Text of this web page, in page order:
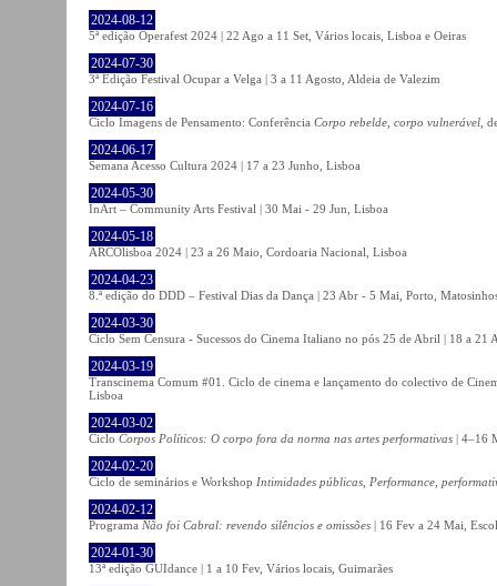
2024-08-12
5ª edição Operafest 2024 | 22 Ago a 11 Set, Vários locais, Lisboa e Oeiras
2024-07-30
3ª Edição Festival Ocupar a Velga | 3 a 11 Agosto, Aldeia de Valezim
2024-07-16
Ciclo Imagens de Pensamento: Conferência Corpo rebelde, corpo vulnerável ,
2024-06-17
Semana Acesso Cultura 2024 | 17 a 23 Junho, Lisboa
2024-05-30
InArt – Community Arts Festival | 30 Mai - 29 Jun, Lisboa
2024-05-18
ARCOlisboa 2024 | 23 a 26 Maio, Cordoaria Nacional, Lisboa
2024-04-23
8.ª edição do DDD – Festival Dias da Dança | 23 Abr - 5 Mai, Porto,
2024-03-30
Ciclo Sem Censura - Sucessos do Cinema Italiano no pós 25 de Abril | 18 a
2024-03-19
Transcinema Comum #01. Ciclo de cinema e lançamento do colectivo de
Lisboa
2024-03-02
Ciclo Corpos Políticos: O corpo fora da norma nas artes performativas | 4–16
2024-02-20
Ciclo de seminários e Workshop Intimidades públicas, Performance,
2024-02-12
Programa Não foi Cabral: revendo silêncios e omissões | 16 Fev a 24 Mai,
2024-01-30
13ª edição GUIdance | 1 a 10 Fev, Vários locais, Guimarães